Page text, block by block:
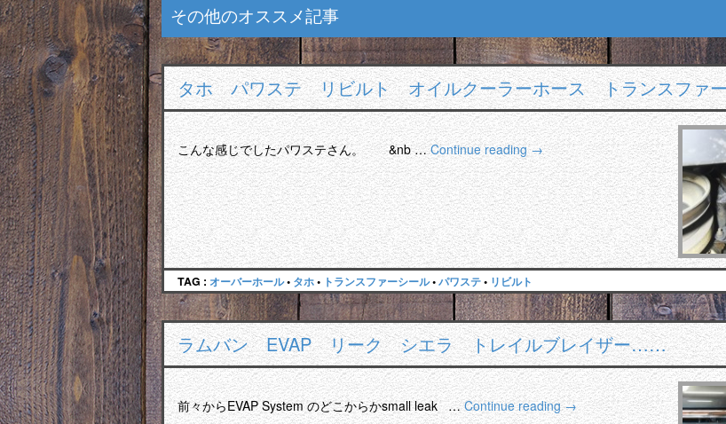
その他のオススメ記事
タホ パワステ リビルト オイルクーラーホース トランスファ
こんな感じでしたパワステさん。 &nb …Continue reading→
TAG : オーバーホール• タホ• トランスファーシール•パワステ• リビルト
ラムバン EVAP リーク シエラ トレイルブレイザー……
前々からEVAP System のどこからかsmall leak …Continue reading→